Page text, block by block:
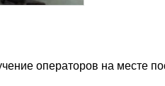
операторов на месте